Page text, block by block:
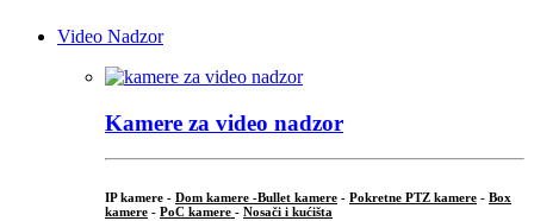
Video Nadzor
Kamere za video nadzor
IP kamere - Dom kamere -Bullet kamere - Pokretne PTZ kamere - Box
kamere - PoC kamere - Nosači i kućišta